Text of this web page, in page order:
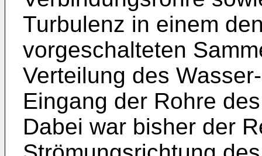
Turbulenz in einem
vorgeschalteten
Verteilung des
Eingang der Rohre
Dabei war bisher der